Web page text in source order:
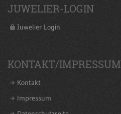
JUWELIER-LOGIN
Juwelier Login
KONTAKT/IMPRESSUM
Kontakt
Impressum